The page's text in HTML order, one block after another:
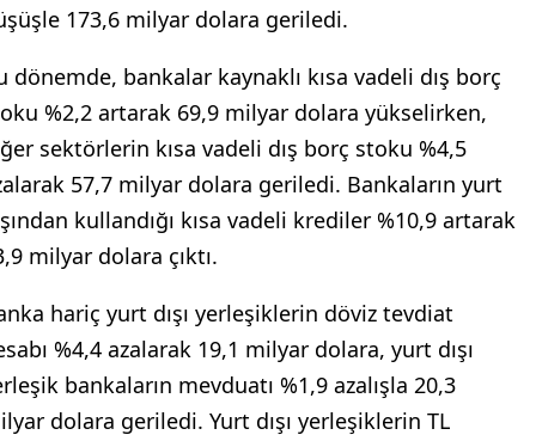
173,6 milyar dolara geriledi.
dönemde, bankalar kaynaklı kısa vadeli dış borç
%2,2 artarak 69,9 milyar dolara yükselirken,
sektörlerin kısa vadeli dış borç stoku %4,5
57,7 milyar dolara geriledi. Bankaların yurt
kullandığı kısa vadeli krediler %10,9 artarak
milyar dolara çıktı.
hariç yurt dışı yerleşiklerin döviz tevdiat
%4,4 azalarak 19,1 milyar dolara, yurt dışı
bankaların mevduatı %1,9 azalışla 20,3
dolara geriledi. Yurt dışı yerleşiklerin TL